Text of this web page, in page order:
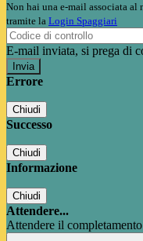
Non hai una e-mail associata al
tramite la Login Spaggiari
E-mail inviata, si prega di
Errore
Chiudi
Successo
Chiudi
Informazione
Chiudi
Attendere...
Attendere il